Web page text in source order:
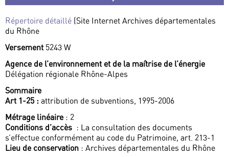
Répertoire détaillé (Site Internet Archives départementales
du Rhône
Versement 5243 W
Agence de l’environnement et de la maîtrise de l’énergie
Délégation régionale Rhône-Alpes
Sommaire
Art 1-25 : attribution de subventions, 1995-2006
Métrage linéaire: 2
Conditions d’accès : La consultation des documents
s’effectue conformément au code du Patrimoine, art. 213-1
Lieu de conservation : Archives départementales du Rhône